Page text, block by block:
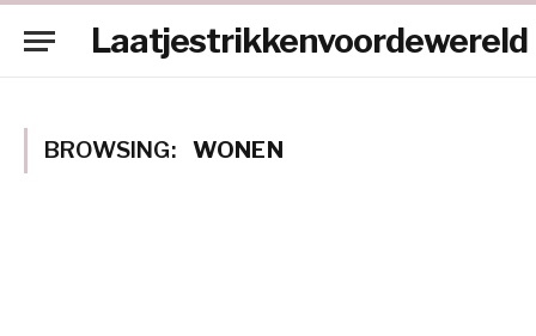
Laatjestrikkenvoordewereld
BROWSING: WONEN